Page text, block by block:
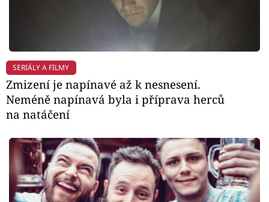
SERIÁLY A FILMY
Zmizení je napínavé až k nesnesení.
Neméně napínavá byla i příprava herců
na natáčení